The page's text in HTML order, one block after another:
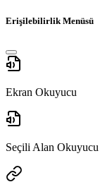
Erişilebilirlik Menüsü
Ekran Okuyucu
Seçili Alan Okuyucu